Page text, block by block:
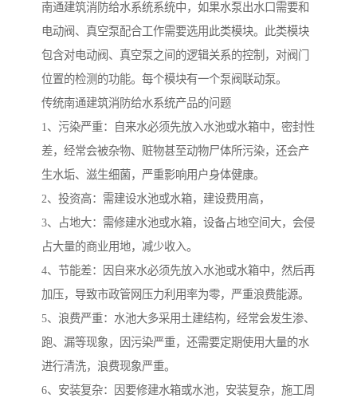
南通建筑消防给水系统系统中，如果水泵出水口需要和
电动阀、真空泵配合工作需要选用此类模块。此类模块
包含对电动阀、真空泵之间的逻辑关系的控制，对阀门
位置的检测的功能。每个模块有一个泵阀联动泵。
传统南通建筑消防给水系统产品的问题
1、污染严重：自来水必须先放入水池或水箱中，密封性
差，经常会被杂物、赃物甚至动物尸体所污染，还会产
生水垢、滋生细菌，严重影响用户身体健康。
2、投资高：需建设水池或水箱，建设费用高，
3、占地大：需修建水池或水箱，设备占地空间大，会侵
占大量的商业用地，减少收入。
4、节能差：因自来水必须先放入水池或水箱中，然后再
加压，导致市政管网压力利用率为零，严重浪费能源。
5、浪费严重：水池大多采用土建结构，经常会发生渗、
跑、漏等现象，因污染严重，还需要定期使用大量的水
进行清洗，浪费现象严重。
6、安装复杂：因要修建水箱或水池，安装复杂，施工周